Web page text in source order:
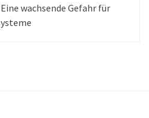
wachsende Gefahr für